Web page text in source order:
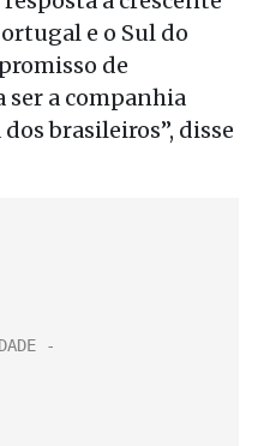
e o Sul do
de
a companhia
brasileiros”, disse